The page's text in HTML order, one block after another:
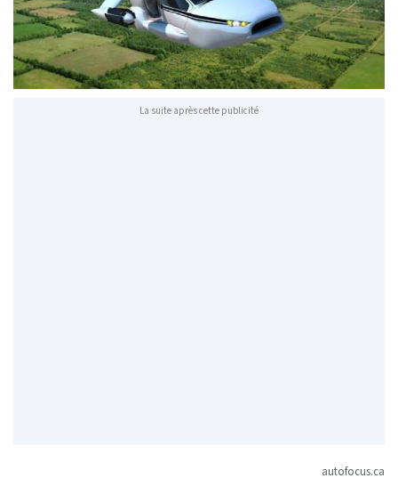
La suite après cette publicité
autofocus.ca